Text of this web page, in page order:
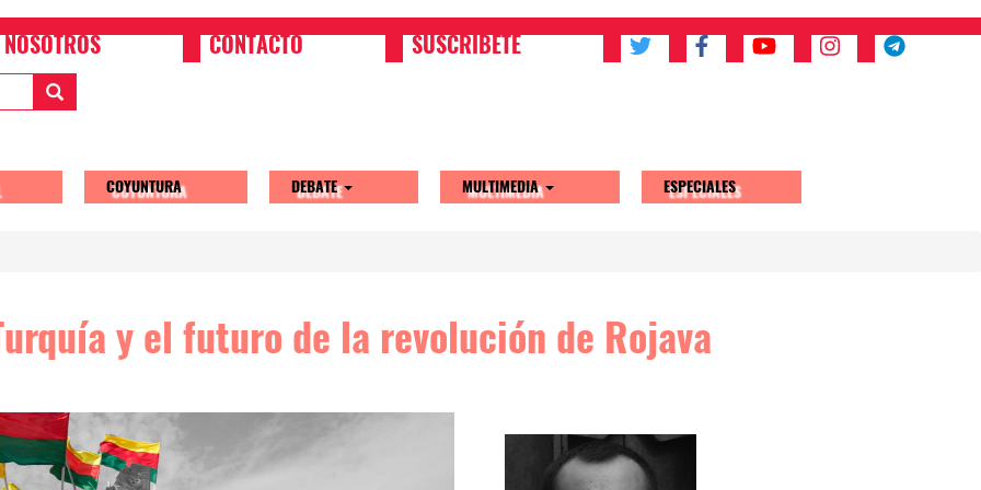
NOSOTROS CONTACTO SUSCRIBETE
COYUNTURA DEBATE MULTIMEDIA ESPECIALES
y el futuro de la revolución de Rojava